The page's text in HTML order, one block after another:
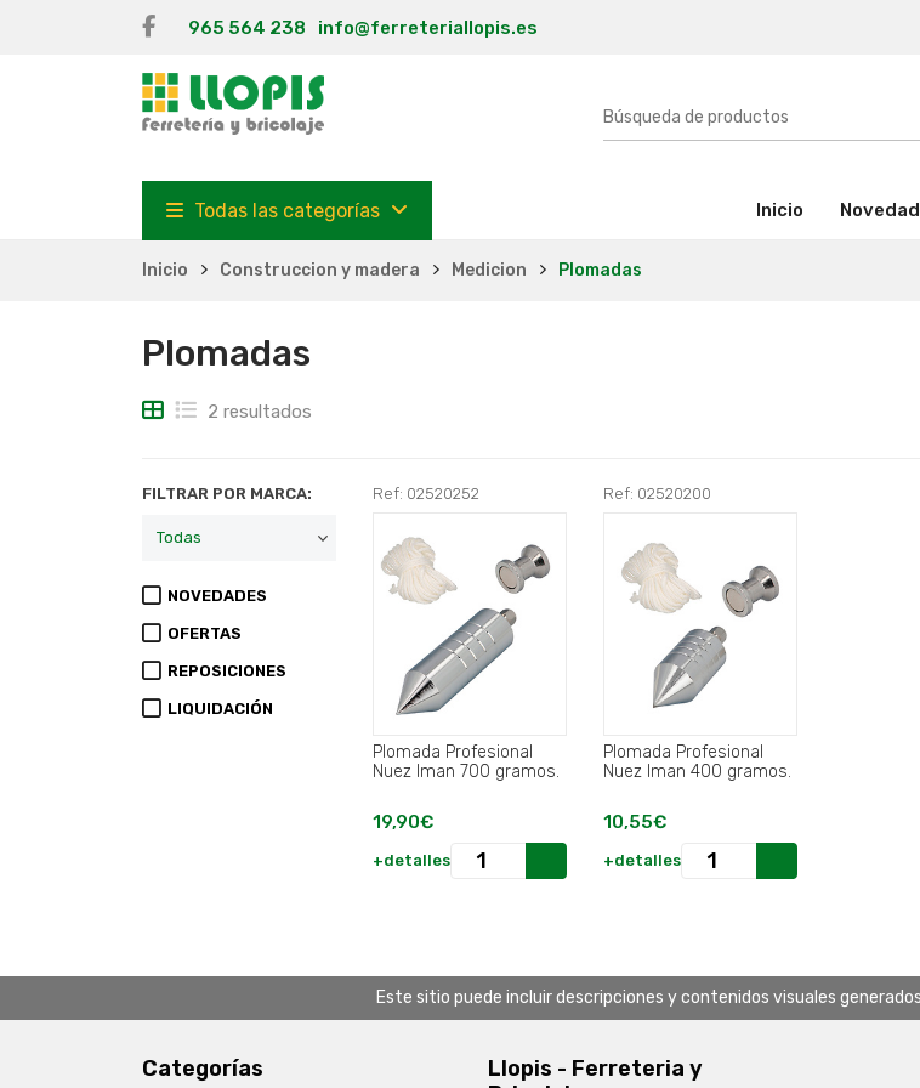
965 564 238 info@ferreteriallopis.es
Todas las categorías Inicio (activo)
Inicio Construccion y madera Medicion Plomadas
Plomadas
2 resultados
FILTRAR POR MARCA:
NOVEDADES
OFERTAS
REPOSICIONES
LIQUIDACIÓN
Ref: 02520252
Plomada Profesional
Nuez Iman 700 gramos.
19,90€
+detalles
Ref: 02520200
Plomada Profesional
Nuez Iman 400 gramos.
10,55€
+detalles
Este sitio puede incluir descripciones y contenidos visuales
Categorías
Llopis - Ferreteria y